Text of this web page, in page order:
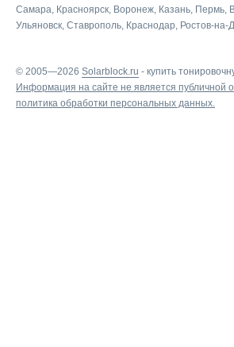
Самара, Красноярск, Воронеж, Казань, Пермь,
Ульяновск, Ставрополь, Краснодар, Ростов-на-
© 2005—2026 Solarblock.ru - купить
Информация на сайте не является публичной
политика обработки персональных данных.